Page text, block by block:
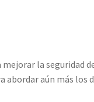
la
aún más